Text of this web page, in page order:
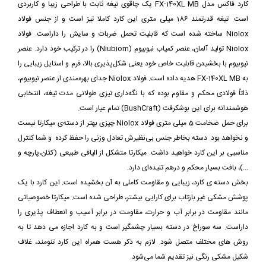
کارد فاکس مدل FX-140XL MB یک چاقوی تیغه ثابت با طراحی زیبا و کاربردی
است. تیغه قدرتمند 186 میلی متری این کارد کاملا تیز است و از جنس فولاد
Niolox ساخته شده است که قابلیت تحمل ضربات و سایش را داراست. فولاد
Niolox تولید آلمان، عنصر کمیاب نیوبیوم (Niubiom) را در ترکیب خود دارد. عنصر
نیوبیوم با بخشیدن قابلیت خاص خود یعنی شکل‌پذیری بالا، فرم و استایل زیبایی را
به FX-140XL MB هدیه داده است. فولاد Niolox جدای بهره‌مندی از عنصر نیوبیوم،
ذاتاً فولادی محکم و مقاوم بوده که با نگه‌داری تیزی طولانی مدت تیغه، انتخابی
هوشمندانه برای این بوشکرفت (BushCraft) تمام عیار است.
برای حمل ضخامت 5 میلی متری فولاد Niolox چیزی بهتر از دسته‌ی میکارتا نیست
و نخواهد بود. دسته بخاطر جنس بی‌نظیرش تعادل وزنی را حفظ کرده و شما کنترل
مناسبی بر این کارد خواهید داشت. میکارتا متشکل از الیافی طبیعی (کتان،پارچه و
...)، بافت بسیار محکم و درهم تنیده‌ای دارد.
بخش دسته ی کارد، زیبایی و مقاومت کاملی به آن بخشیده است. این کارد با یک
پوشش مشکی غیر بازتاب برای کارایی بیشتر، طراحی شده است. میکارتا خصوصیاتی
مانند مقاومت در برابر آب و حرارت، مقاومت در برابر آسیب و انعطاف پذیری را
داراست. سه سوراخ در دسته بسیار چشمگیر است و به کارد اجازه می دهد تا به
روش های مختلف متصل شود. لازم به ذکر هست همراه این کارد تنومند، غلاف
شکیل مشکی رنگی نیز تقدیم شما می‌شود.